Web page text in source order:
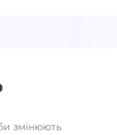
змінюють